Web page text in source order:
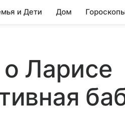
и Дети Дом
Ларисе